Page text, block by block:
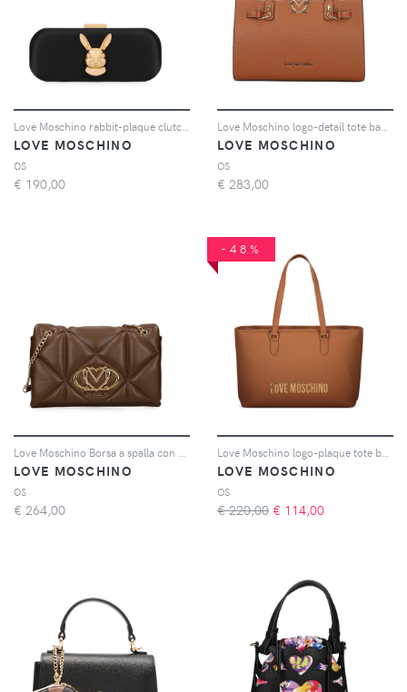
LOVE MOSCHINO
OS
€ 190,00
LOVE MOSCHINO
OS
€ 283,00
LOVE MOSCHINO
OS
€ 264,00
-48%
LOVE MOSCHINO
OS
€ 220,00 € 114,00